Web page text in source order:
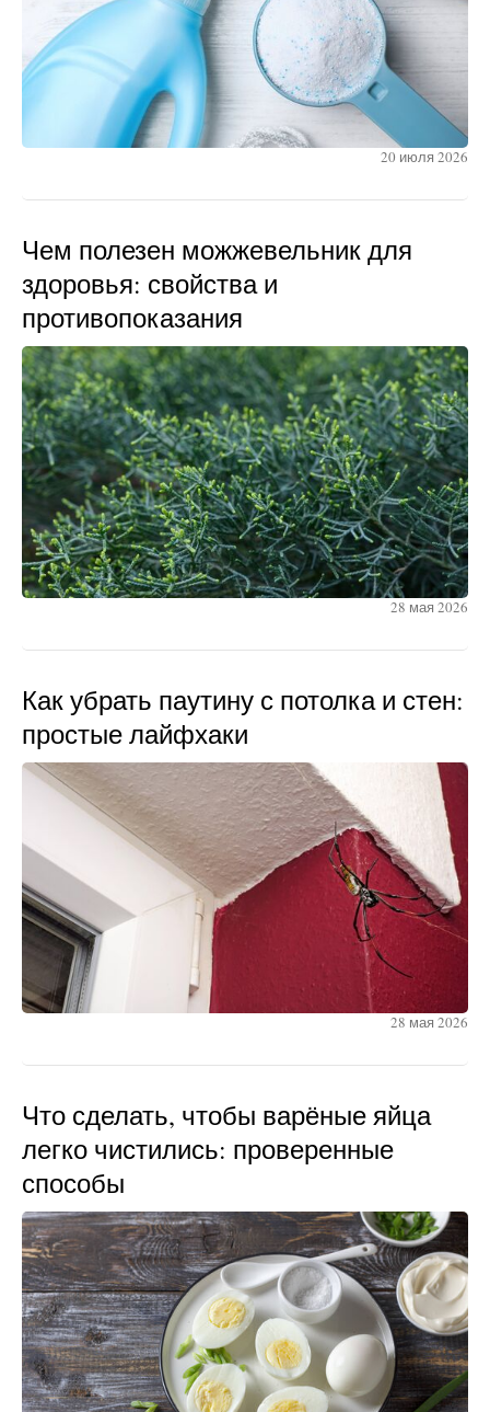
20 июля 2026
Чем полезен можжевельник для
здоровья: свойства и
противопоказания
28 мая 2026
Как убрать паутину с потолка и стен:
простые лайфхаки
28 мая 2026
Что сделать, чтобы варёные яйца
легко чистились: проверенные
способы